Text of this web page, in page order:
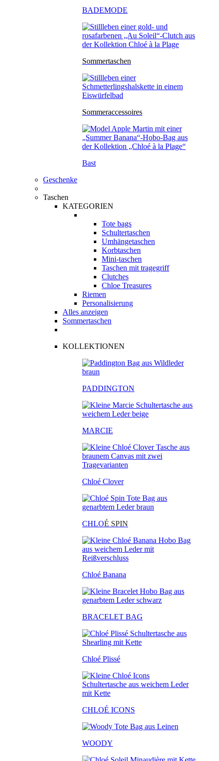
BADEMODE
Sommertaschen
Sommeraccessoires
Bast
Geschenke
Taschen
KATEGORIEN
Tote bags
Schultertaschen
Umhängetaschen
Korbtaschen
Mini-taschen
Taschen mit tragegriff
Clutches
Chloe Treasures
Riemen
Personalisierung
Alles anzeigen
Sommertaschen
KOLLEKTIONEN
PADDINGTON
MARCIE
Chloé Clover
CHLOÉ SPIN
Chloé Banana
BRACELET BAG
Chloé Plissé
CHLOÉ ICONS
WOODY